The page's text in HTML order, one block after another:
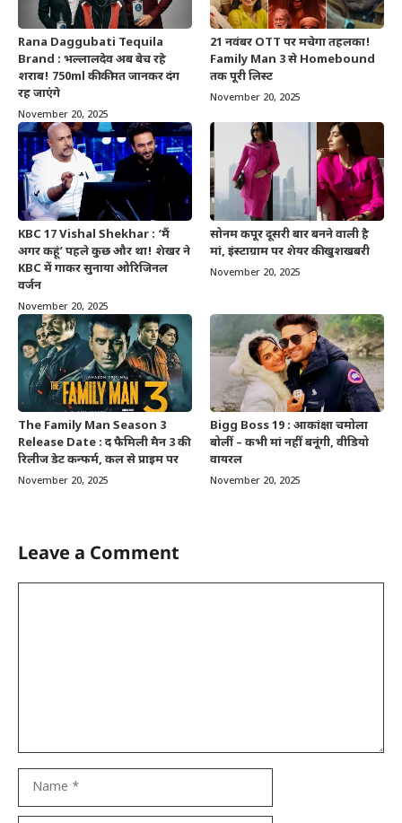
Rana Daggubati Tequila
Brand : भल्लालदेव अब बेच रहे
शराब! 750ml की कीमत जानकर दंग
रह जाएंगे
November 20, 2025
21 नवंबर OTT पर मचेगा तहलका!
Family Man 3 से Homebound
तक पूरी लिस्ट
November 20, 2025
KBC 17 Vishal Shekhar : ‘मैं
अगर कहूं’ पहले कुछ और था! शेखर ने
KBC में गाकर सुनाया ओरिजिनल
वर्जन
November 20, 2025
सोनम कपूर दूसरी बार बनने वाली है
मां, इंस्टाग्राम पर शेयर की खुशखबरी
November 20, 2025
The Family Man Season 3
Release Date : द फैमिली मैन 3 की
रिलीज डेट कन्फर्म, कल से प्राइम पर
November 20, 2025
Bigg Boss 19 : आकांक्षा चमोला
बोलीं – कभी मां नहीं बनूंगी, वीडियो
वायरल
November 20, 2025
Leave a Comment